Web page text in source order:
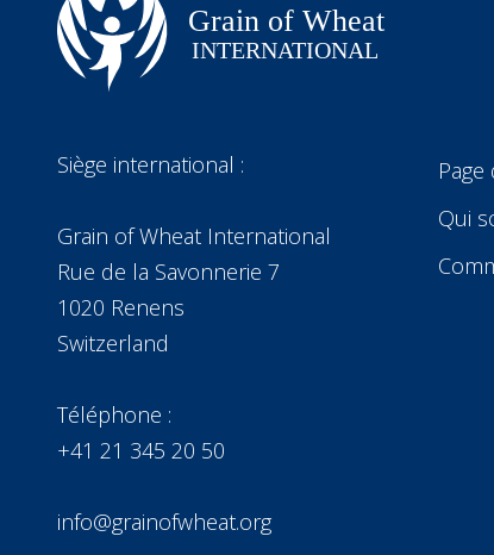
Siège international :
Grain of Wheat International
Rue de la Savonnerie 7
1020 Renens
Switzerland
Téléphone :
+41 21 345 20 50
info@grainofwheat.org
Page
Qui